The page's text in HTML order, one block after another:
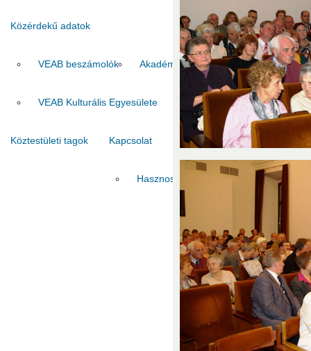
Közérdekű adatok
VEAB beszámolók Akadémiai szabályozások VEAB
VEAB Kulturális Egyesülete
Köztestületi tagok Kapcsolat
Hasznos linkek